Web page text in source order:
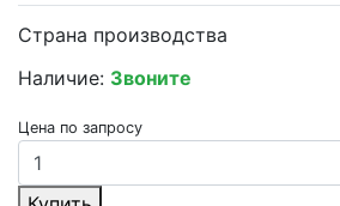
Страна производства
Наличие: Звоните
Цена по запросу